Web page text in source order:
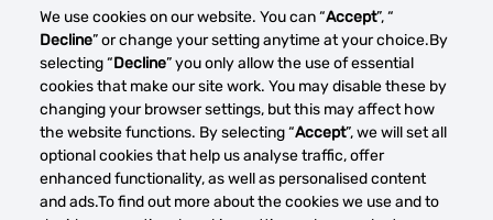
We use cookies on our website. You can “Accept”, “
Decline” or change your setting anytime at your choice.By
selecting “Decline” you only allow the use of essential
cookies that make our site work. You may disable these by
changing your browser settings, but this may affect how
the website functions. By selecting “Accept”, we will set all
optional cookies that help us analyse traffic, offer
enhanced functionality, as well as personalised content
and ads.To find out more about the cookies we use and to
Fiat 500 Location
Peugeot 308 SW Location
Peugeot E-2008 Location
Peugeot 2008 Location
Toyota Corolla TS Location
Renault Captur Auto Location
Renault Grand Scenic Location
Renault Clio Location
Autres marchés de location de voitures